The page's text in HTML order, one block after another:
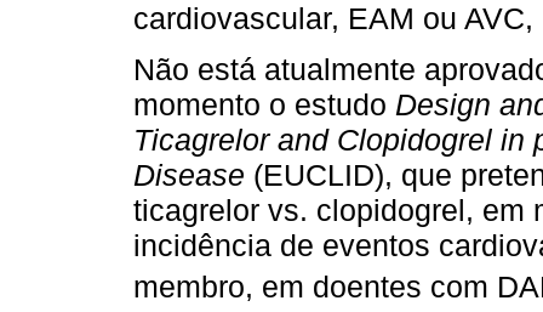
cardiovascular, EAM ou
Não está atualmente
momento o estudo Design
Ticagrelor and Clopidogrel in
Disease (EUCLID), que
ticagrelor vs. clopidogrel, em
incidência de eventos
membro, em doentes com